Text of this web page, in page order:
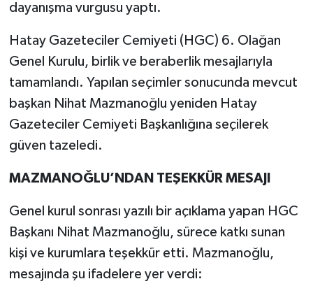
dayanışma vurgusu yaptı.
Hatay Gazeteciler Cemiyeti (HGC) 6. Olağan
Genel Kurulu, birlik ve beraberlik mesajlarıyla
tamamlandı. Yapılan seçimler sonucunda mevcut
başkan Nihat Mazmanoğlu yeniden Hatay
Gazeteciler Cemiyeti Başkanlığına seçilerek
güven tazeledi.
MAZMANOĞLU’NDAN TEŞEKKÜR MESAJI
Genel kurul sonrası yazılı bir açıklama yapan HGC
Başkanı Nihat Mazmanoğlu, sürece katkı sunan
kişi ve kurumlara teşekkür etti. Mazmanoğlu,
mesajında şu ifadelere yer verdi: